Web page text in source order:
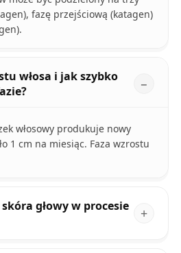
fazę przejściową (katagen)
włosa i jak szybko
włosowy produkuje nowy
1 cm na miesiąc. Faza wzrostu
głowy w procesie